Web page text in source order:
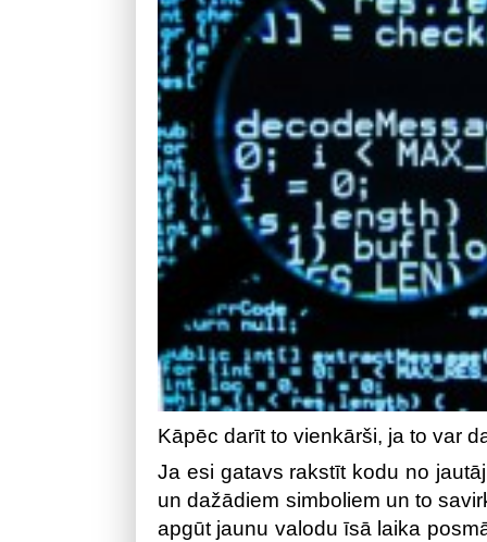
Kāpēc darīt to vienkārši, ja to var
Ja esi gatavs rakstīt kodu no
un dažādiem simboliem un to
apgūt jaunu valodu īsā laika